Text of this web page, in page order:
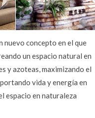
nuevo concepto en el que
un espacio natural en
y azoteas, maximizando el
vida y energía en
espacio en naturaleza